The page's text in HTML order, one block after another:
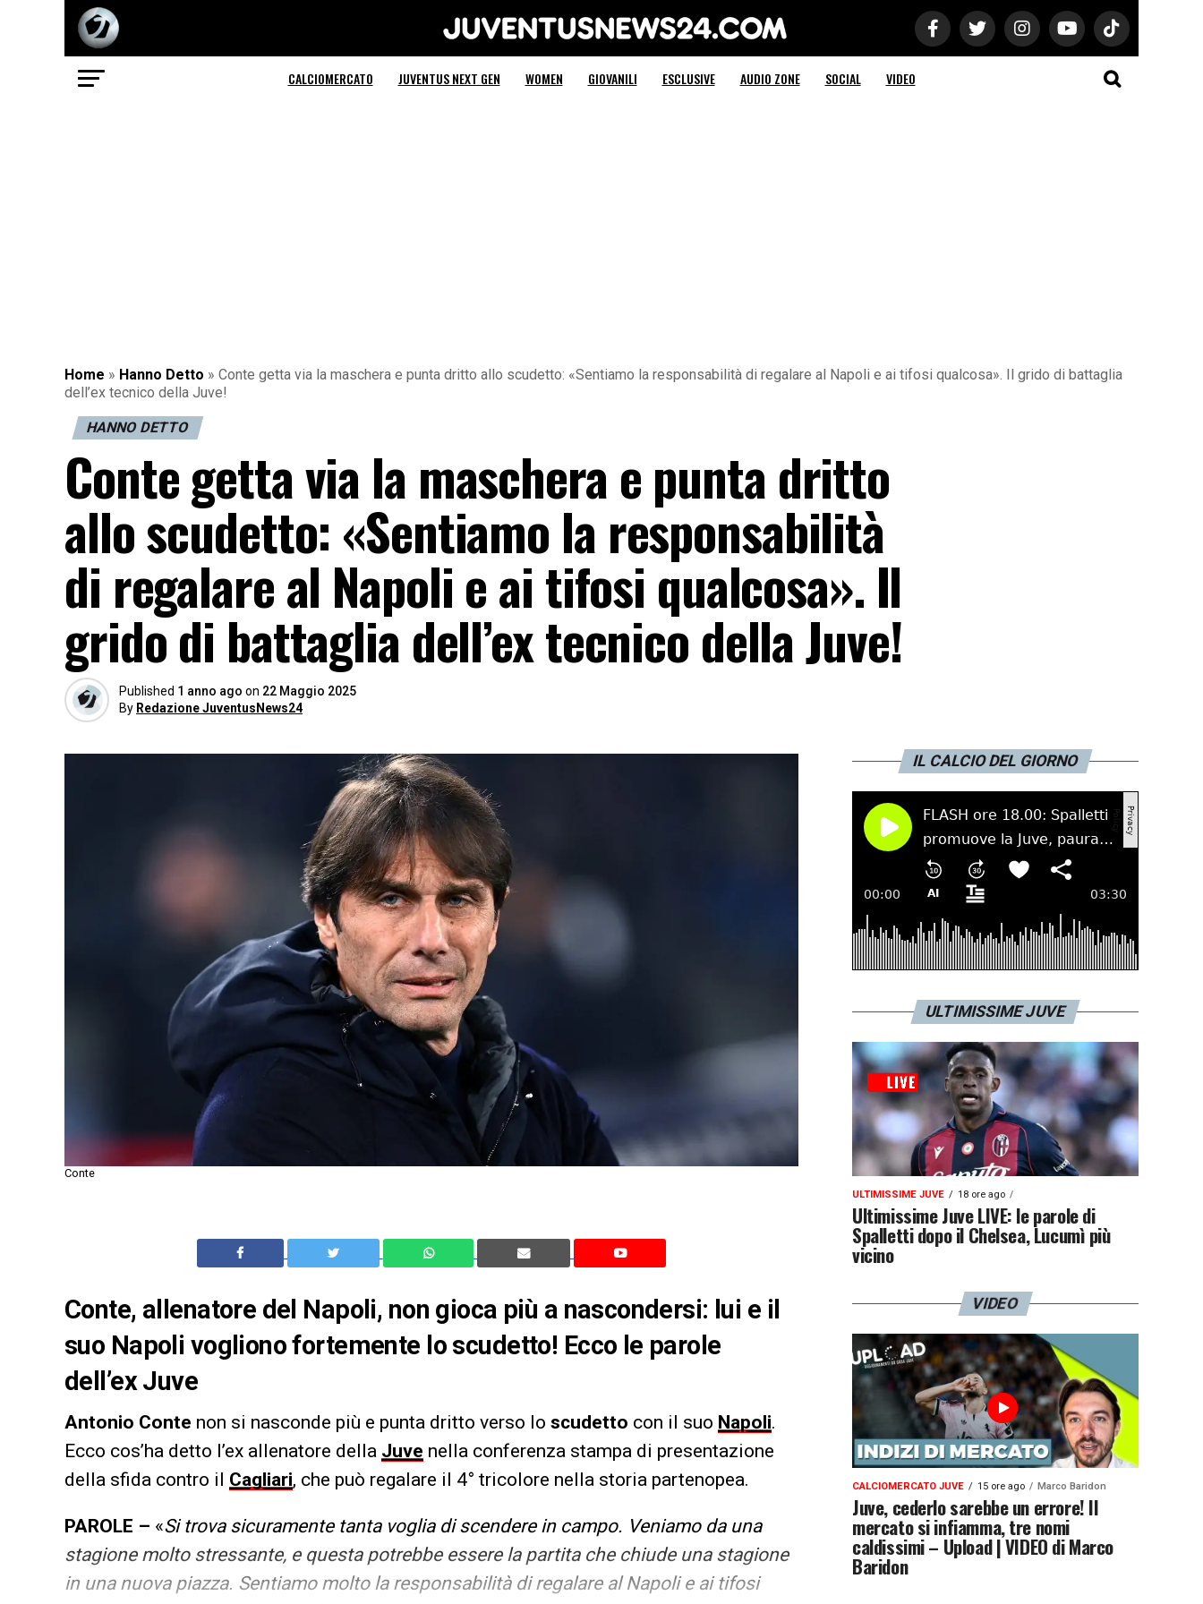
Juventus News 24
CALCIOMERCATO JUVENTUS NEXT GEN WOMEN GIOVANILI ESCLUSIVE AUDIO ZONE SOCIAL VIDEO
Home » Hanno Detto » Conte getta via la maschera e punta dritto allo scudetto: «Sentiamo la responsabilità di regalare al Napoli e ai tifosi qualcosa». Il grido di battaglia
dell’ex tecnico della Juve!
HANNO DETTO
Conte getta via la maschera e punta dritto
allo scudetto: «Sentiamo la responsabilità
di regalare al Napoli e ai tifosi qualcosa». Il
grido di battaglia dell’ex tecnico della Juve!
Published 1 anno ago on 22 Maggio 2025
By Redazione JuventusNews24
Conte
Conte, allenatore del Napoli, non gioca più a nascondersi: lui e il
suo Napoli vogliono fortemente lo scudetto! Ecco le parole
dell’ex Juve
Antonio Conte non si nasconde più e punta dritto verso lo scudetto con il suo Napoli.
Ecco cos’ha detto l’ex allenatore della Juve nella conferenza stampa di presentazione
della sfida contro il Cagliari, che può regalare il 4° tricolore nella storia partenopea.
PAROLE – «Si trova sicuramente tanta voglia di scendere in campo. Veniamo da una
stagione molto stressante, e questa potrebbe essere la partita che chiude una stagione
in una nuova piazza. Sentiamo molto la responsabilità di regalare al Napoli e ai tifosi
IL CALCIO DEL GIORNO
ULTIMISSIME JUVE
ULTIMISSIME JUVE 18 ore ago
Ultimissime Juve LIVE: le parole di
Spalletti dopo il Chelsea, Lucumì più
vicino
VIDEO
CALCIOMERCATO JUVE 15 ore ago Marco Baridon
Juve, cederlo sarebbe un errore! Il
mercato si infiamma, tre nomi
caldissimi – Upload | VIDEO di Marco
Baridon